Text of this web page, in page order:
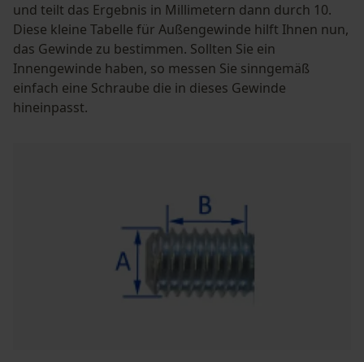
und teilt das Ergebnis in Millimetern dann durch 10.
Diese kleine Tabelle für Außengewinde hilft Ihnen nun,
das Gewinde zu bestimmen. Sollten Sie ein
Innengewinde haben, so messen Sie sinngemäß
einfach eine Schraube die in dieses Gewinde
hineinpasst.